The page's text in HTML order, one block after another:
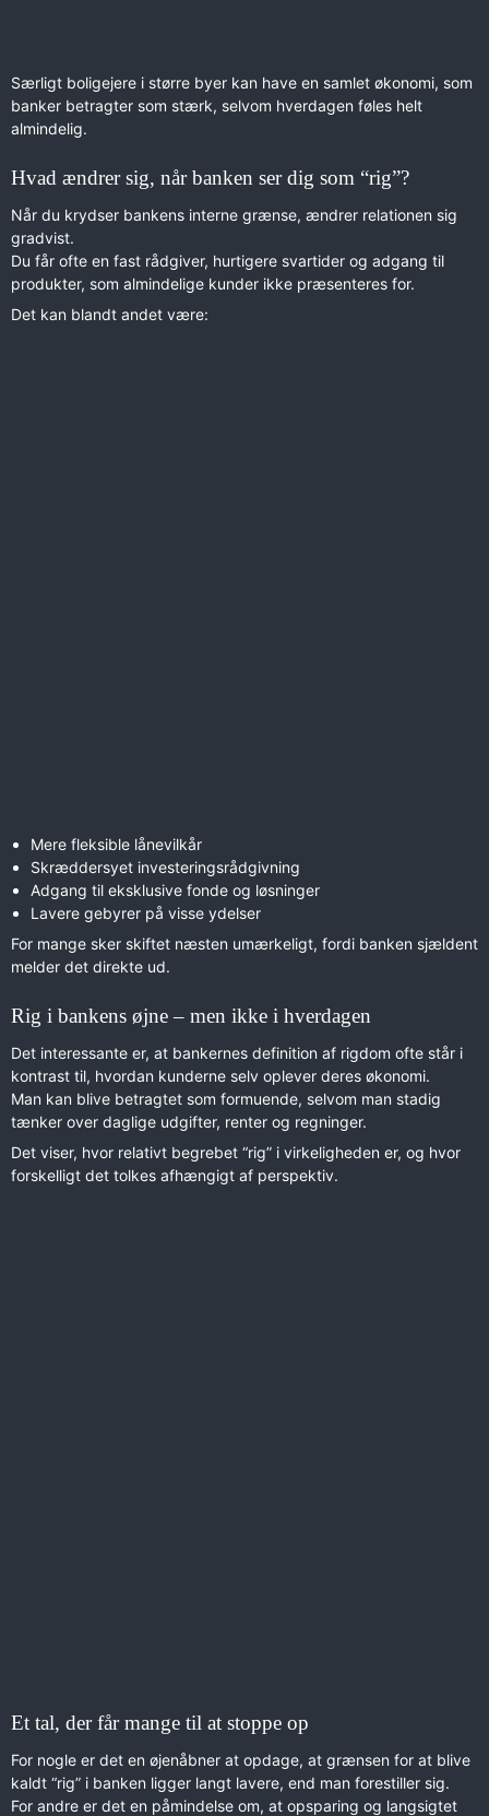
Særligt boligejere i større byer kan have en samlet økonomi, som
banker betragter som stærk, selvom hverdagen føles helt
almindelig.
Hvad ændrer sig, når banken ser dig som “rig”?
Når du krydser bankens interne grænse, ændrer relationen sig
gradvist.
Du får ofte en fast rådgiver, hurtigere svartider og adgang til
produkter, som almindelige kunder ikke præsenteres for.
Det kan blandt andet være:
Mere fleksible lånevilkår
Skræddersyet investeringsrådgivning
Adgang til eksklusive fonde og løsninger
Lavere gebyrer på visse ydelser
For mange sker skiftet næsten umærkeligt, fordi banken sjældent
melder det direkte ud.
Rig i bankens øjne – men ikke i hverdagen
Det interessante er, at bankernes definition af rigdom ofte står i
kontrast til, hvordan kunderne selv oplever deres økonomi.
Man kan blive betragtet som formuende, selvom man stadig
tænker over daglige udgifter, renter og regninger.
Det viser, hvor relativt begrebet “rig” i virkeligheden er, og hvor
forskelligt det tolkes afhængigt af perspektiv.
Et tal, der får mange til at stoppe op
For nogle er det en øjenåbner at opdage, at grænsen for at blive
kaldt “rig” i banken ligger langt lavere, end man forestiller sig.
For andre er det en påmindelse om, at opsparing og langsigtet